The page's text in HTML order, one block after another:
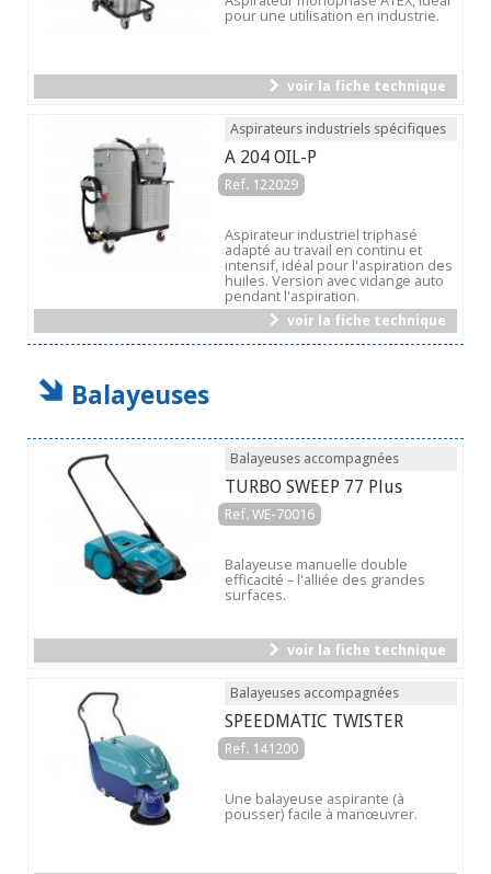
pour une utilisation en industrie.
voir la fiche technique
Aspirateurs industriels spécifiques
A 204 OIL-P
Ref. 122029
Aspirateur industriel triphasé
adapté au travail en continu et
intensif, idéal pour l'aspiration des
huiles. Version avec vidange auto
pendant l'aspiration.
voir la fiche technique
Balayeuses
Balayeuses accompagnées
TURBO SWEEP 77 Plus
Ref. WE-70016
Balayeuse manuelle double
efficacité – l'alliée des grandes
surfaces.
voir la fiche technique
Balayeuses accompagnées
SPEEDMATIC TWISTER
Ref. 141200
Une balayeuse aspirante (à
pousser) facile à manœuvrer.